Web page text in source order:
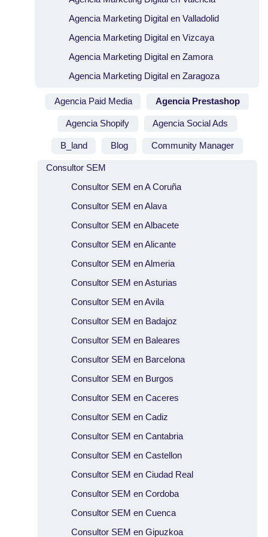
Agencia Marketing Digital en Valladolid
Agencia Marketing Digital en Vizcaya
Agencia Marketing Digital en Zamora
Agencia Marketing Digital en Zaragoza
Agencia Paid Media Agencia Prestashop
Agencia Shopify Agencia Social Ads
B_land Blog Community Manager
Consultor SEM
Consultor SEM en A Coruña
Consultor SEM en Alava
Consultor SEM en Albacete
Consultor SEM en Alicante
Consultor SEM en Almeria
Consultor SEM en Asturias
Consultor SEM en Avila
Consultor SEM en Badajoz
Consultor SEM en Baleares
Consultor SEM en Barcelona
Consultor SEM en Burgos
Consultor SEM en Caceres
Consultor SEM en Cadiz
Consultor SEM en Cantabria
Consultor SEM en Castellon
Consultor SEM en Ciudad Real
Consultor SEM en Cordoba
Consultor SEM en Cuenca
Consultor SEM en Gipuzkoa